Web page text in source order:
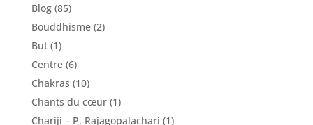
Blog(85)
Bouddhisme(2)
But(1)
Centre(6)
Chakras (10)
Chants du cœur(1)
Chariji – P. Rajagopalachari (1)